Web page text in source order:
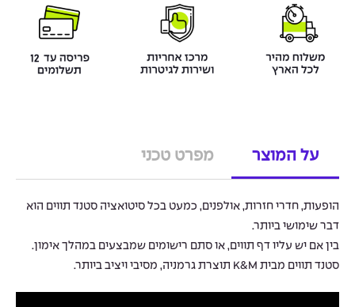
על המוצר מפרט טכני
הופעות, חדרי חזרות, אולפנים, כמעט בכל סיטואציה סטנד תווים הוא
דבר שימושי ביותר.
בין אם יש עליו דף תווים, או סתם רישומים שמבצעים במהלך אימון.
סטנד תווים מבית K&M תוצרת גרמניה, מסיבי ויציב ביותר.